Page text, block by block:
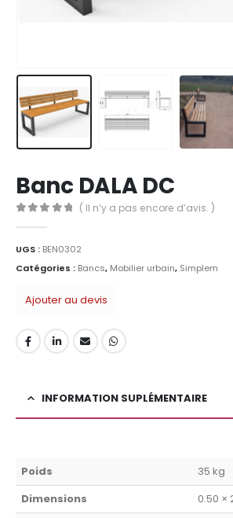
Banc DALA DC
( Il n’y a pas encore d’avis. )
UGS : BEN0302
Catégories : Bancs, Mobilier urbain, Simplem
Ajouter au devis
INFORMATION SUPLÉMENTAIRE
Poids
35 kg
Dimensions
0.50 ×